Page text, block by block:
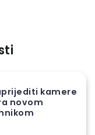
kamere
novom